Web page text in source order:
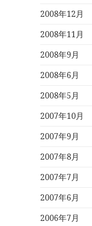
2008年12月
2008年11月
2008年9月
2008年6月
2008年5月
2007年10月
2007年9月
2007年8月
2007年7月
2007年6月
2006年7月